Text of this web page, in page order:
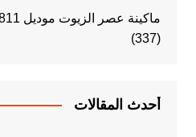
ماكينة عصر الزيوت موديل 811 ماركة المهندس منسي
(337)
أحدث المقالات